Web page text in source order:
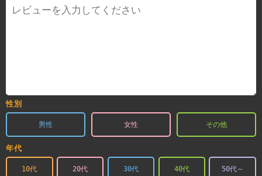
性別
男性 女性 その他
年代
10代 20代 30代 40代 50代～